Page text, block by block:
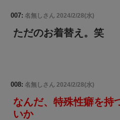
007: 名無しさん 2024/2/28(水)
ただのお着替え。笑
008: 名無しさん 2024/2/28(水)
なんだ、特殊性癖を持
いか